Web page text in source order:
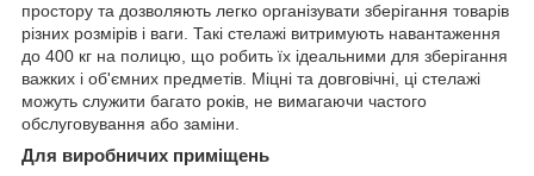
простору та дозволяють легко організувати зберігання товарів
різних розмірів і ваги. Такі стелажі витримують навантаження
до 400 кг на полицю, що робить їх ідеальними для зберігання
важких і об'ємних предметів. Міцні та довговічні, ці стелажі
можуть служити багато років, не вимагаючи частого
обслуговування або заміни.
Для виробничих приміщень